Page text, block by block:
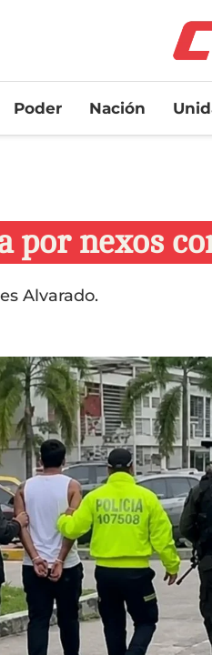
Poder Nación
nexos
Alvarado.